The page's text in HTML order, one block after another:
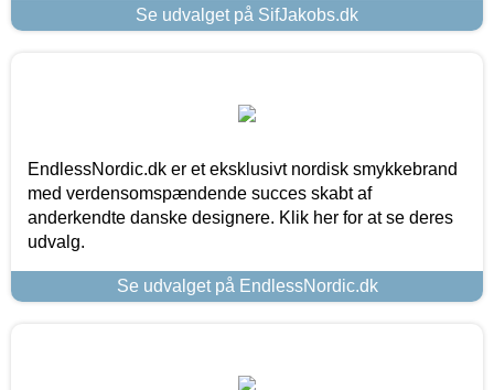
Se udvalget på SifJakobs.dk
EndlessNordic.dk er et eksklusivt nordisk smykkebrand
med verdensomspændende succes skabt af
anderkendte danske designere. Klik her for at se deres
udvalg.
Se udvalget på EndlessNordic.dk